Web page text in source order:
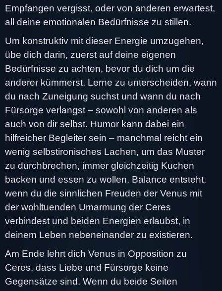
Empfangen vergisst, oder von anderen erwartest,
all deine emotionalen Bedürfnisse zu stillen.
Um konstruktiv mit dieser Energie umzugehen,
übe dich darin, zuerst auf deine eigenen
Bedürfnisse zu achten, bevor du dich um die
anderer kümmerst. Lerne zu unterscheiden, wann
du nach Zuneigung suchst und wann du nach
Fürsorge verlangst – sowohl von anderen als
auch von dir selbst. Humor kann dabei ein
hilfreicher Begleiter sein – manchmal reicht ein
wenig selbstironisches Lachen, um das Muster
zu durchbrechen, immer gleichzeitig Kuchen
backen und essen zu wollen. Balance entsteht,
wenn du die sinnlichen Freuden der Venus mit
der wohltuenden Umarmung der Ceres
verbindest und beiden Energien erlaubst, in
deinem Leben nebeneinander zu existieren.
Am Ende lehrt dich Venus in Opposition zu
Ceres, dass Liebe und Fürsorge keine
Gegensätze sind. Wenn du beide Seiten